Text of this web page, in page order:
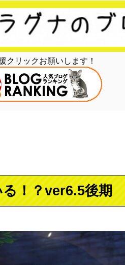
クリックお願いします！
！？ver6.5後期